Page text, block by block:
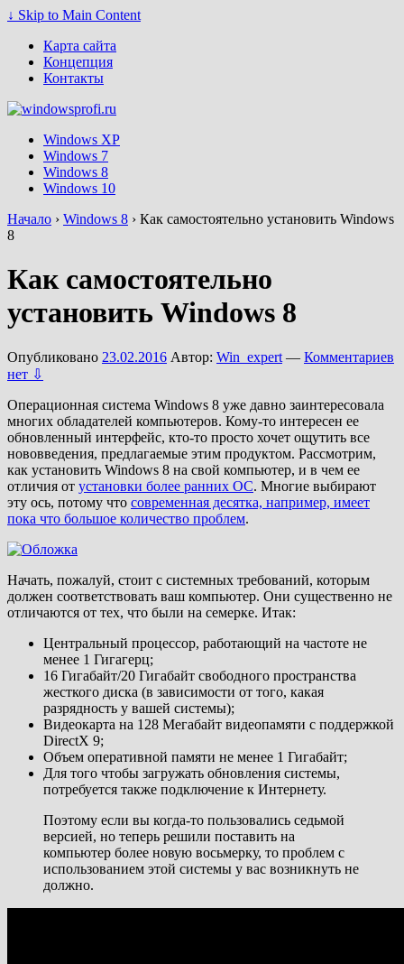
↓ Skip to Main Content
Карта сайта
Концепция
Контакты
Windows XP
Windows 7
Windows 8
Windows 10
Начало › Windows 8 › Как самостоятельно установить Windows
8
Как самостоятельно
установить Windows 8
Опубликовано 23.02.2016 Автор: Win_expert — Комментариев
нет ⇩
Операционная система Windows 8 уже давно заинтересовала
многих обладателей компьютеров. Кому-то интересен ее
обновленный интерфейс, кто-то просто хочет ощутить все
нововведения, предлагаемые этим продуктом. Рассмотрим,
как установить Windows 8 на свой компьютер, и в чем ее
отличия от установки более ранних ОС. Многие выбирают
эту ось, потому что современная десятка, например, имеет
пока что большое количество проблем.
Начать, пожалуй, стоит с системных требований, которым
должен соответствовать ваш компьютер. Они существенно не
отличаются от тех, что были на семерке. Итак:
Центральный процессор, работающий на частоте не
менее 1 Гигагерц;
16 Гигабайт/20 Гигабайт свободного пространства
жесткого диска (в зависимости от того, какая
разрядность у вашей системы);
Видеокарта на 128 Мегабайт видеопамяти с поддержкой
DirectX 9;
Объем оперативной памяти не менее 1 Гигабайт;
Для того чтобы загружать обновления системы,
потребуется также подключение к Интернету.
Поэтому если вы когда-то пользовались седьмой
версией, но теперь решили поставить на
компьютер более новую восьмерку, то проблем с
использованием этой системы у вас возникнуть не
должно.